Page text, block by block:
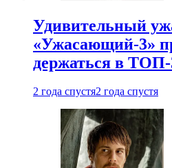
Удивительный
«Ужасающий-3»
держаться в ТОП-
2 года спустя2 года спустя